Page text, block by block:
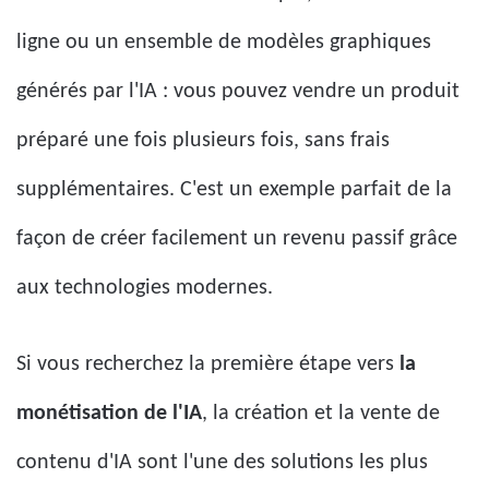
ligne ou un ensemble de modèles graphiques
générés par l'IA : vous pouvez vendre un produit
préparé une fois plusieurs fois, sans frais
supplémentaires. C'est un exemple parfait de la
façon de créer facilement un revenu passif grâce
aux technologies modernes.
Si vous recherchez la première étape vers la
monétisation de l'IA, la création et la vente de
contenu d'IA sont l'une des solutions les plus